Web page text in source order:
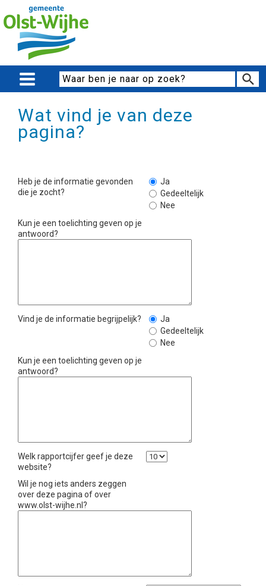
Wat vind je van deze
pagina?
Heb je de informatie gevonden
die je zocht?
Ja
Gedeeltelijk
Nee
Kun je een toelichting geven op je
antwoord?
Vind je de informatie begrijpelijk?
Ja
Gedeeltelijk
Nee
Kun je een toelichting geven op je
antwoord?
Welk rapportcijfer geef je deze
website?
Wil je nog iets anders zeggen
over deze pagina of over
www.olst-wijhe.nl?